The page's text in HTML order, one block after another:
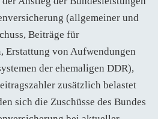
(allgemeiner und
Beiträge für
Erstattung von Aufwendungen
der ehemaligen DDR),
zusätzlich belastet
sich die Zuschüsse des Bundes